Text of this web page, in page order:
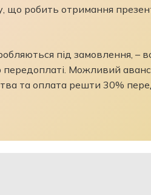
Можливий аванс у
та оплата решти 30% перед